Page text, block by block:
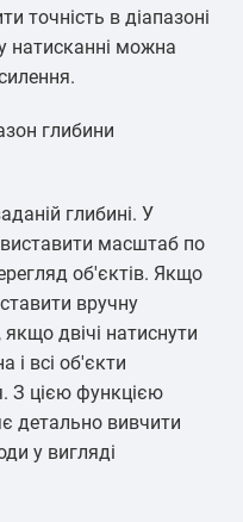
точність в діапазоні
натисканні можна
глибини
глибині. У
масштаб по
об'єктів. Якщо
вручну
двічі натиснути
і всі об'єкти
З цією функцією
детально вивчити
у вигляді